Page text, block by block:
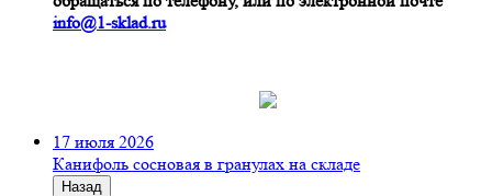
info@1-sklad.ru
17 июля 2026
Канифоль сосновая в гранулах на складе
Назад